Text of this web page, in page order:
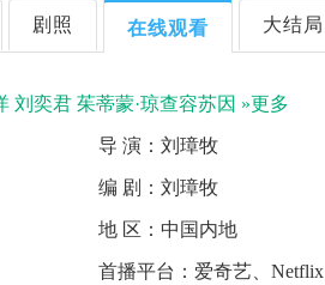
剧照 在线观看 大结局
刘奕君 茱蒂蒙·琼查容苏因 »更多
导 演：刘璋牧
编 剧：刘璋牧
地 区： 中国内地
首播平台： 爱奇艺、Netflix